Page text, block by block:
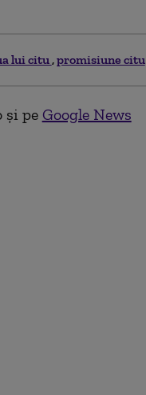
lui citu promisiune citu
și pe Google News